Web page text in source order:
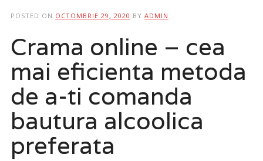
POSTED ON OCTOMBRIE 29, 2020 BY ADMIN
Crama online – cea
mai eficienta metoda
de a-ti comanda
bautura alcoolica
preferata